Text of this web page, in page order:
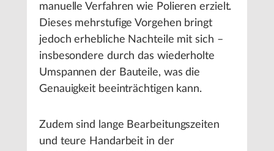
manuelle Verfahren wie Polieren erzielt.
Dieses mehrstufige Vorgehen bringt
jedoch erhebliche Nachteile mit sich –
insbesondere durch das wiederholte
Umspannen der Bauteile, was die
Genauigkeit beeinträchtigen kann.
Zudem sind lange Bearbeitungszeiten
und teure Handarbeit in der